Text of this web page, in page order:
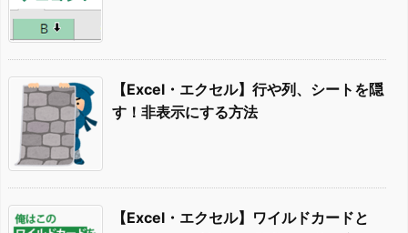
【Excel・エクセル】行や列、シートを隠
す！非表示にする方法
【Excel・エクセル】ワイルドカードと